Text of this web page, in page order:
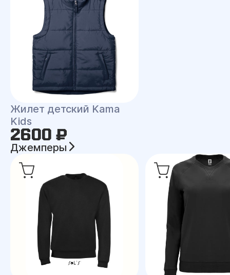
Жилет детский Kama
Kids
2600 ₽
Джемперы